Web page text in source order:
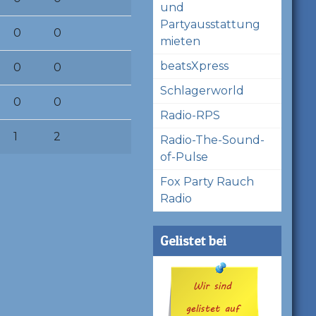
0 0
0 0
0 0
1 2
und
Partyausstattung
mieten
beatsXpress
Schlagerworld
Radio-RPS
Radio-The-Sound-
of-Pulse
Fox Party Rauch
Radio
Gelistet bei